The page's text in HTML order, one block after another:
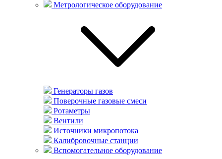
Метрологическое оборудование
Генераторы газов
Поверочные газовые смеси
Ротаметры
Вентили
Источники микропотока
Калибровочные станции
Вспомогательное оборудование